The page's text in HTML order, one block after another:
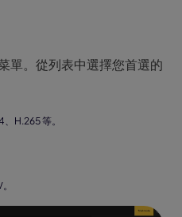
單。從列表中選擇您首選的
H.265 等。